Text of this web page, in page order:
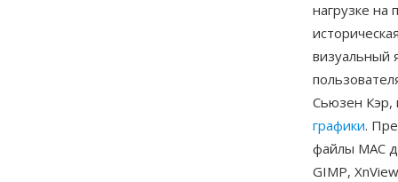
нагрузке
визуальный
Сьюзен Кэр,
графики.
файлы MAC
GIMP,